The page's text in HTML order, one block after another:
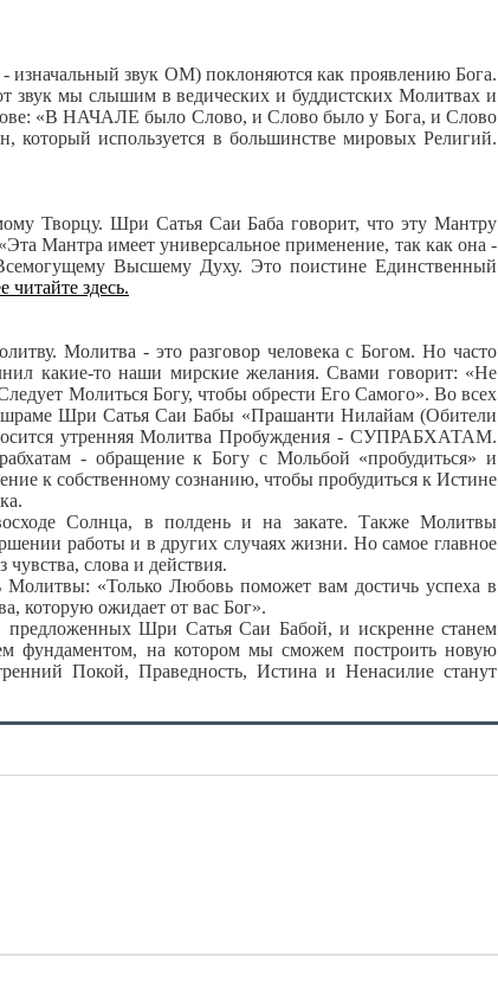
звук ОМ) поклоняются как проявлению Бога.
звук мы слышим в ведических и буддистских Молитвах и
«В НАЧАЛЕ было Слово, и Слово было у Бога, и Слово
который используется в большинстве мировых Религий.
Творцу. Шри Сатья Саи Баба говорит, что эту Мантру
Мантра имеет универсальное применение, так как она -
Высшему Духу. Это поистине Единственный
читайте здесь.
Молитва - это разговор человека с Богом. Но часто
какие-то наши мирские желания. Свами говорит: «Не
Молиться Богу, чтобы обрести Его Самого». Во всех
Шри Сатья Саи Бабы «Прашанти Нилайам (Обители
утренняя Молитва Пробуждения - СУПРАБХАТАМ.
- обращение к Богу с Мольбой «пробудиться» и
к собственному сознанию, чтобы пробудиться к Истине
Солнца, в полдень и на закате. Также Молитвы
работы и в других случаях жизни. Но самое главное
слова и действия.
«Только Любовь поможет вам достичь успеха в
которую ожидает от вас Бог».
Шри Сатья Саи Бабой, и искренне станем
фундаментом, на котором мы сможем построить новую
Покой, Праведность, Истина и Ненасилие станут